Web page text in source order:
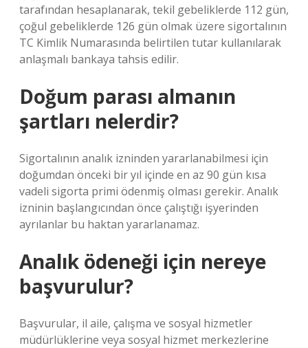
tarafından hesaplanarak, tekil gebeliklerde 112 gün,
çoğul gebeliklerde 126 gün olmak üzere sigortalının
TC Kimlik Numarasında belirtilen tutar kullanılarak
anlaşmalı bankaya tahsis edilir.
Doğum parası almanın
şartları nelerdir?
Sigortalının analık izninden yararlanabilmesi için
doğumdan önceki bir yıl içinde en az 90 gün kısa
vadeli sigorta primi ödenmiş olması gerekir. Analık
izninin başlangıcından önce çalıştığı işyerinden
ayrılanlar bu haktan yararlanamaz.
Analık ödeneği için nereye
başvurulur?
Başvurular, il aile, çalışma ve sosyal hizmetler
müdürlüklerine veya sosyal hizmet merkezlerine